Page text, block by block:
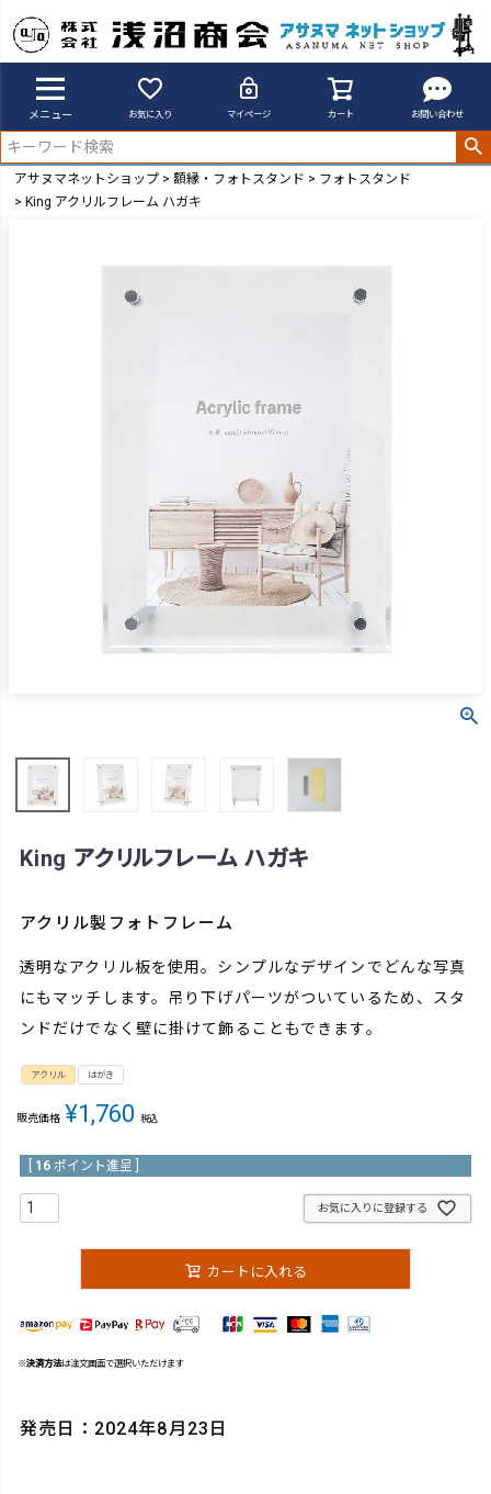
メニュー お気に入り マイページ カート お問い合わせ
アサヌマネットショップ 額縁・フォトスタンド
フォトスタンド
King アクリルフレーム ハガキ
King アクリルフレーム ハガキ
アクリル製フォトフレーム
透明なアクリル板を使用。シンプルなデザインでどんな写真
にもマッチします。吊り下げパーツがついているため、スタ
ンドだけでなく壁に掛けて飾ることもできます。
アクリル はがき
販売価格 ¥1,760 税込
16 ポイント進呈 ]
お気に入りに登録する
カートに入れる
※決済方法は注文画面で選択いただけます
発売日：2024年8月23日